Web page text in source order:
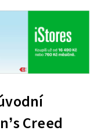
Creed